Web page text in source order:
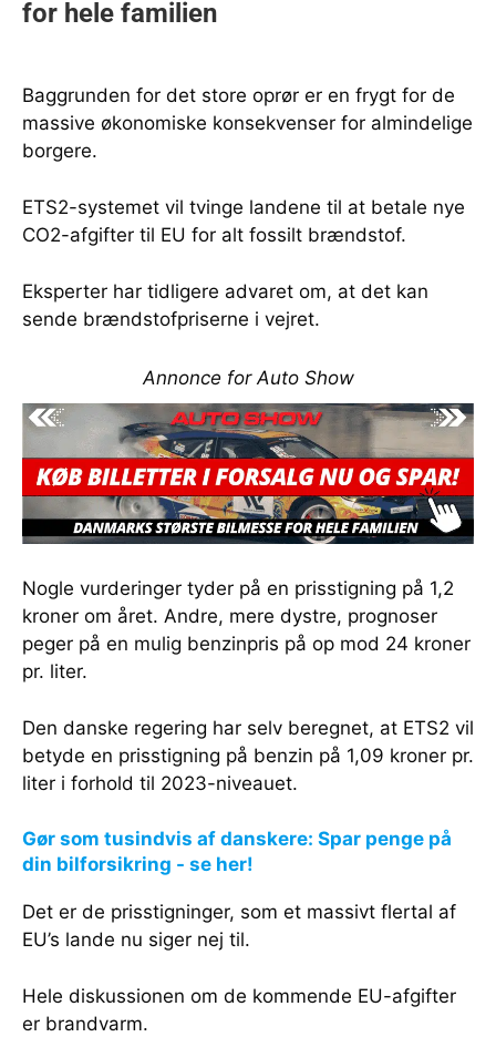
Baggrunden for det store oprør er en frygt for de
massive økonomiske konsekvenser for almindelige
borgere.
ETS2-systemet vil tvinge landene til at betale nye
CO2-afgifter til EU for alt fossilt brændstof.
Eksperter har tidligere advaret om, at det kan
sende brændstofpriserne i vejret.
Annonce for Auto Show
Nogle vurderinger tyder på en prisstigning på 1,2
kroner om året. Andre, mere dystre, prognoser
peger på en mulig benzinpris på op mod 24 kroner
pr. liter.
Den danske regering har selv beregnet, at ETS2 vil
betyde en prisstigning på benzin på 1,09 kroner pr.
liter i forhold til 2023-niveauet.
Gør som tusindvis af danskere: Spar penge på
din bilforsikring - se her!
Det er de prisstigninger, som et massivt flertal af
EU’s lande nu siger nej til.
Hele diskussionen om de kommende EU-afgifter
er brandvarm.